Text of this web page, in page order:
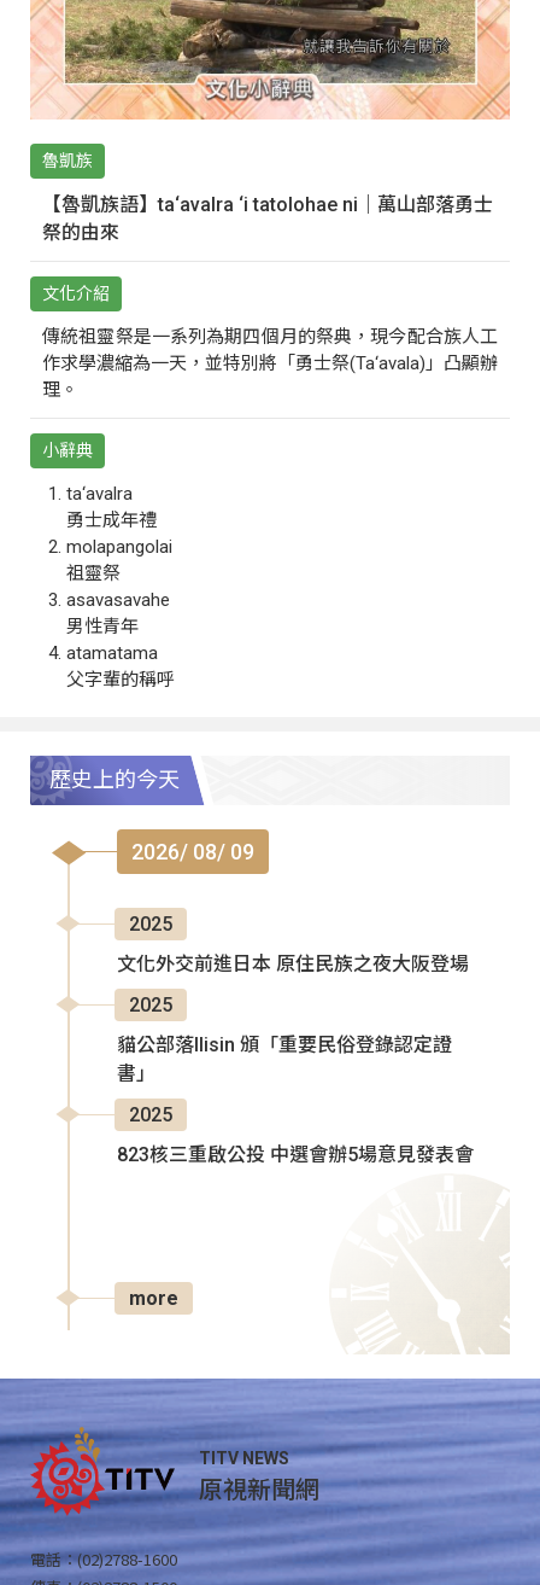
魯凱族
【魯凱族語】ta‘avalra ‘i tatolohae ni｜萬山部落勇士
祭的由來
文化介紹
傳統祖靈祭是一系列為期四個月的祭典，現今配合族人工
作求學濃縮為一天，並特別將「勇士祭(Ta‘avala)」凸顯辦
理。
小辭典
ta‘avalra
勇士成年禮
molapangolai
祖靈祭
asavasavahe
男性青年
atamatama
父字輩的稱呼
歷史上的今天
2026/ 08/ 09
2025
文化外交前進日本 原住民族之夜大阪登場
2025
貓公部落Ilisin 頒「重要民俗登錄認定證
書」
2025
823核三重啟公投 中選會辦5場意見發表會
more
TITV NEWS
原視新聞網
電話：(02)2788-1600